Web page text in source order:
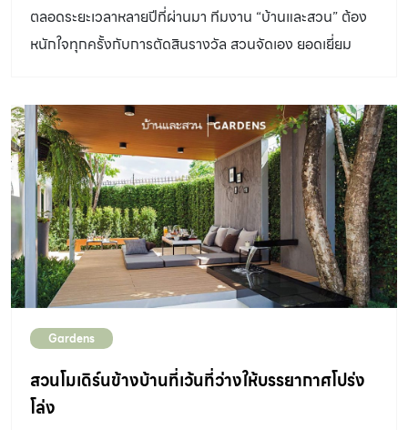
ตลอดระยะเวลาหลายปีที่ผ่านมา ทีมงาน “บ้านและสวน” ต้อง
หนักใจทุกครั้งกับการตัดสินรางวัล สวนจัดเอง ยอดเยี่ยม
Gardens
สวนโมเดิร์นข้างบ้านที่เว้นที่ว่างให้บรรยากาศโปร่ง
โล่ง